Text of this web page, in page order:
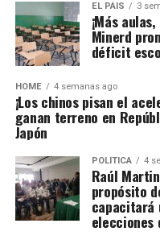
EL PAIS 3
¡Más
Minerd
déficit
HOME 4 semanas ago
¡Los chinos pisan el
ganan terreno en
Japón
POLÍTICA 4
Raúl
propósito
capacitará
elecciones